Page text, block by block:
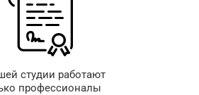
студии работают
профессионалы